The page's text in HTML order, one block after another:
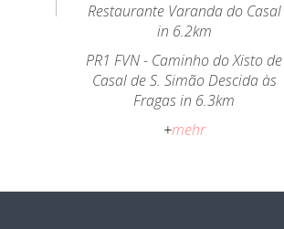
Restaurante Varanda do Casal
in 6.2km
PR1 FVN - Caminho do Xisto de
Casal de S. Simão Descida às
Fragas in 6.3km
+mehr